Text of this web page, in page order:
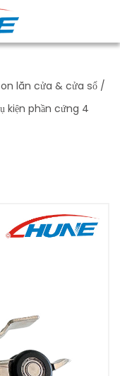
lăn cửa & cửa sổ /
kiện phần cứng 4